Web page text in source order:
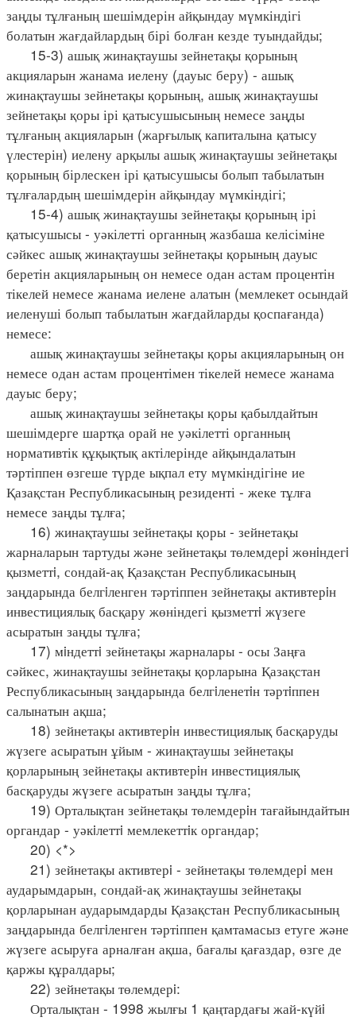
заңды тұлғаның шешімдерін айқындау мүмкіндігі
болатын жағдайлардың бірі болған кезде туындайды;
15-3) ашық жинақтаушы зейнетақы қорының
акцияларын жанама иелену (дауыс беру) - ашық
жинақтаушы зейнетақы қорының, ашық жинақтаушы
зейнетақы қоры ірі қатысушысының немесе заңды
тұлғаның акцияларын (жарғылық капиталына қатысу
үлестерін) иелену арқылы ашық жинақтаушы зейнетақы
қорының бірлескен ірі қатысушысы болып табылатын
тұлғалардың шешімдерін айқындау мүмкіндігі;
15-4) ашық жинақтаушы зейнетақы қорының ірі
қатысушысы - уәкілетті органның жазбаша келісіміне
сәйкес ашық жинақтаушы зейнетақы қорының дауыс
беретін акцияларының он немесе одан астам процентін
тікелей немесе жанама иелене алатын (мемлекет осындай
иеленуші болып табылатын жағдайларды қоспағанда)
немесе:
ашық жинақтаушы зейнетақы қоры акцияларының он
немесе одан астам процентімен тікелей немесе жанама
дауыс беру;
ашық жинақтаушы зейнетақы қоры қабылдайтын
шешімдерге шартқа орай не уәкілетті органның
нормативтік құқықтық актілерінде айқындалатын
тәртіппен өзгеше түрде ықпал ету мүмкіндігіне ие
Қазақстан Республикасының резиденті - жеке тұлға
немесе заңды тұлға;
16) жинақтаушы зейнетақы қоры - зейнетақы
жарналарын тартуды және зейнетақы төлемдерi жөнiндегi
қызметтi, сондай-ақ Қазақстан Республикасының
заңдарында белгiленген тәртіппен зейнетақы активтерiн
инвестициялық басқару жөніндегі қызметтi жүзеге
асыратын заңды тұлға;
17) мiндеттi зейнетақы жарналары - осы Заңға
сәйкес, жинақтаушы зейнетақы қорларына Қазақстан
Республикасының заңдарында белгiленетiн тәртiппен
салынатын ақша;
18) зейнетақы активтерiн инвестициялық басқаруды
жүзеге асыратын ұйым - жинақтаушы зейнетақы
қорларының зейнетақы активтерiн инвестициялық
басқаруды жүзеге асыратын заңды тұлға;
19) Орталықтан зейнетақы төлемдерiн тағайындайтын
органдар - уәкiлеттi мемлекеттiк органдар;
20) <*>
21) зейнетақы активтерi - зейнетақы төлемдерi мен
аударымдарын, сондай-ақ жинақтаушы зейнетақы
қорларынан аударымдарды Қазақстан Республикасының
заңдарында белгiленген тәртіппен қамтамасыз етуге және
жүзеге асыруға арналған ақша, бағалы қағаздар, өзге де
қаржы құралдары;
22) зейнетақы төлемдерi:
Орталықтан - 1998 жылғы 1 қаңтардағы жай-күйi